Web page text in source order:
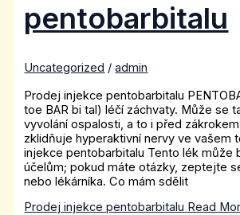
pentobarbitalu
Uncategorized /admin
Prodej injekce pentobarbitalu
toe BAR bi tal) léčí záchvaty. Může se
vyvolání ospalosti, a to i před
zklidňuje hyperaktivní nervy ve vašem
injekce pentobarbitalu Tento lék může
účelům; pokud máte otázky, zeptejte
nebo lékárníka. Co mám sdělit
Prodej injekce pentobarbitalu Read